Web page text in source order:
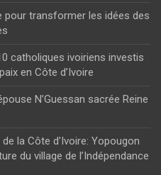
pour transformer les idées des
catholiques ivoiriens investis
en Côte d’Ivoire
N’Guessan sacrée Reine
la Côte d’Ivoire: Yopougon
du village de l’Indépendance